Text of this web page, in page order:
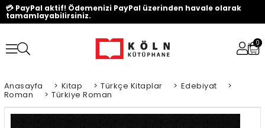
💳 PayPal aktif! Ödemenizi PayPal üzerinden havale olarak
tamamlayabilirsiniz.
0
Anasayfa > Kitap > Türkçe Kitaplar > Edebiyat >
Roman > Türkiye Roman